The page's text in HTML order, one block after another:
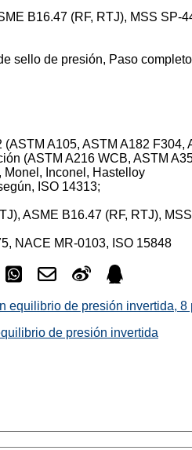
B16.47 (RF, RTJ), MSS SP-
sello de presión, Paso
A105, ASTM A182
(ASTM A216 WCB, ASTM
Monel, Inconel, Hastelloy
ISO 14313;
ASME B16.47 (RF, RTJ),
NACE MR-0103, ISO 15848
equilibrio de presión invertida, 8
de presión invertida